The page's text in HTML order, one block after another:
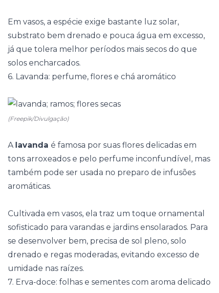
Em vasos, a espécie exige bastante luz solar,
substrato bem drenado e pouca água em excesso,
já que tolera melhor períodos mais secos do que
solos encharcados.
6. Lavanda: perfume, flores e chá aromático
(Freepik/Divulgação)
A lavanda é famosa por suas flores delicadas em
tons arroxeados e pelo perfume inconfundível, mas
também pode ser usada no preparo de infusões
aromáticas.
Cultivada em vasos, ela traz um toque ornamental
sofisticado para varandas e jardins ensolarados. Para
se desenvolver bem, precisa de sol pleno, solo
drenado e regas moderadas, evitando excesso de
umidade nas raízes.
7. Erva-doce: folhas e sementes com aroma delicado